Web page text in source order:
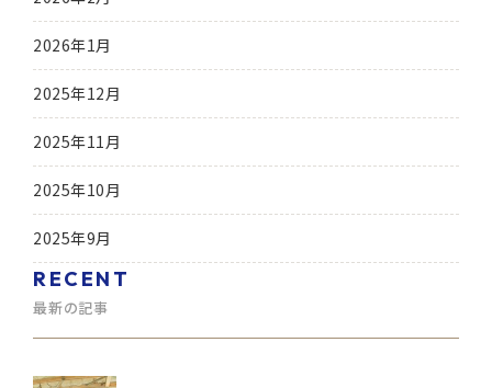
2026年1月
2025年12月
2025年11月
2025年10月
2025年9月
RECENT
最新の記事